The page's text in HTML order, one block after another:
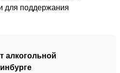
для поддержания
алкогольной